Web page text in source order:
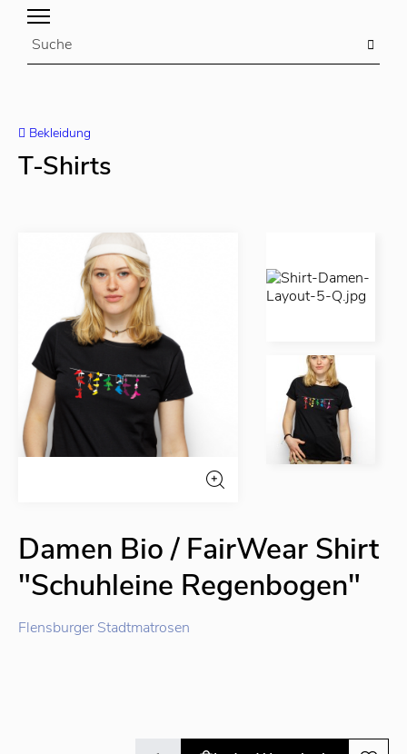
Bekleidung
T-Shirts
Damen Bio / FairWear Shirt
"Schuhleine Regenbogen"
Flensburger Stadtmatrosen